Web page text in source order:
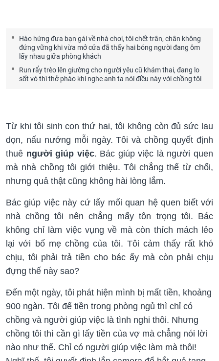
Hào hứng đưa bạn gái về nhà chơi, tôi chết trân, chân không
đứng vững khi vừa mở cửa đã thấy hai bóng người đang ôm
lấy nhau giữa phòng khách
Run rẩy trèo lên giường cho người yêu cũ khám thai, đang lo
sốt vó thì thở phào khi nghe anh ta nói điều này với chồng tôi
Từ khi tôi sinh con thứ hai, tôi không còn đủ sức lau
dọn, nấu nướng mỗi ngày. Tôi và chồng quyết định
thuê người giúp việc. Bác giúp việc là người quen
mà nhà chồng tôi giới thiệu. Tôi chẳng thể từ chối,
nhưng quả thật cũng không hài lòng lắm.
Bác giúp việc này cứ lấy mối quan hệ quen biết với
nhà chồng tôi nên chẳng mấy tôn trọng tôi. Bác
không chỉ làm việc vụng về mà còn thích mách lẻo
lại với bố mẹ chồng của tôi. Tôi cảm thấy rất khó
chịu, tôi phải trả tiền cho bác ấy mà còn phải chịu
đựng thế này sao?
Đến một ngày, tôi phát hiện mình bị mất tiền, khoảng
900 ngàn. Tôi để tiền trong phòng ngủ thì chỉ có
chồng và người giúp việc là tình nghi thôi. Nhưng
chồng tôi thì cần gì lấy tiền của vợ mà chẳng nói lời
nào như thế. Chỉ có người giúp việc làm mà thôi!